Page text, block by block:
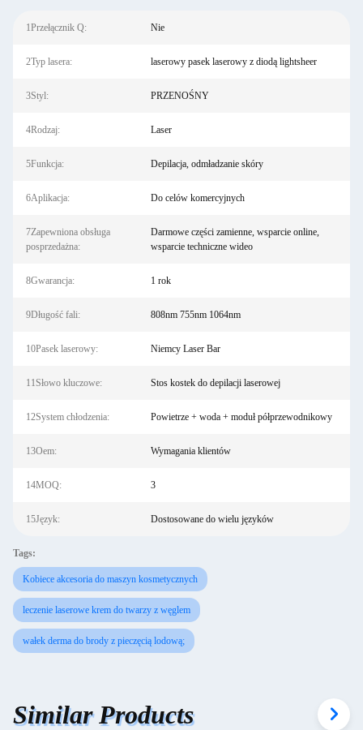
1Przełącznik Q: Nie
2Typ lasera: laserowy pasek laserowy z diodą lightsheer
3Styl: PRZENOŚNY
4Rodzaj: Laser
5Funkcja: Depilacja, odmładzanie skóry
6Aplikacja: Do celów komercyjnych
7Zapewniona obsługa
posprzedażna:
Darmowe części zamienne, wsparcie online,
wsparcie techniczne wideo
8Gwarancja: 1 rok
9Długość fali: 808nm 755nm 1064nm
10Pasek laserowy: Niemcy Laser Bar
11Słowo kluczowe: Stos kostek do depilacji laserowej
12System chłodzenia: Powietrze + woda + moduł półprzewodnikowy
13Oem: Wymagania klientów
14MOQ: 3
15Język: Dostosowane do wielu języków
Tags:
Kobiece akcesoria do maszyn kosmetycznych
leczenie laserowe krem ​​do twarzy z węglem
wałek derma do brody z pieczęcią lodową;
Similar Products